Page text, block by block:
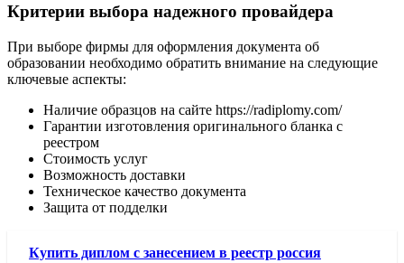
Критерии выбора надежного провайдера
При выборе фирмы для оформления документа об
образовании необходимо обратить внимание на следующие
ключевые аспекты:
Наличие образцов на сайте https://radiplomy.com/
Гарантии изготовления оригинального бланка с
реестром
Стоимость услуг
Возможность доставки
Техническое качество документа
Защита от подделки
Купить диплом с занесением в реестр россия